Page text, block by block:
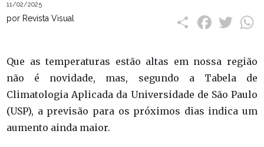
11/02/2025
por Revista Visual Compartilhar
Facebook
Que as temperaturas estão altas em nossa região
não é novidade, mas, segundo a Tabela de
Climatologia Aplicada da Universidade de São Paulo
(USP), a previsão para os próximos dias indica um
aumento ainda maior.